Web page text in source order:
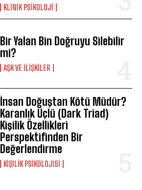
KLINIK PSIKOLOJI
Bir Yalan Bin Doğruyu Silebilir
mi?
AŞK VE İLIŞKILER
İnsan Doğuştan Kötü Müdür?
Karanlık Üçlü (Dark Triad)
Kişilik Özellikleri
Perspektifinden Bir
Değerlendirme
KIŞILIK PSIKOLOJISI